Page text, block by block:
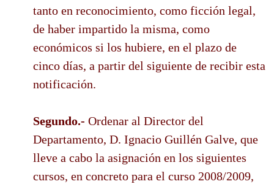
tanto en reconocimiento, como ficción legal,
de haber impartido la misma, como
económicos si los hubiere, en el plazo de
cinco días, a partir del siguiente de recibir esta
notificación.
Segundo.- Ordenar al Director del
Departamento, D. Ignacio Guillén Galve, que
lleve a cabo la asignación en los siguientes
cursos, en concreto para el curso 2008/2009,